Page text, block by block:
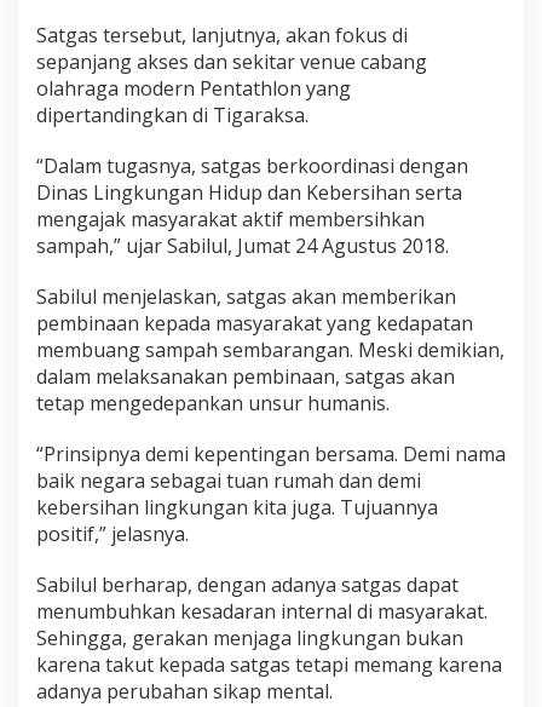
Satgas tersebut, lanjutnya, akan fokus di
sepanjang akses dan sekitar venue cabang
olahraga modern Pentathlon yang
dipertandingkan di Tigaraksa.
“Dalam tugasnya, satgas berkoordinasi dengan
Dinas Lingkungan Hidup dan Kebersihan serta
mengajak masyarakat aktif membersihkan
sampah,” ujar Sabilul, Jumat 24 Agustus 2018.
Sabilul menjelaskan, satgas akan memberikan
pembinaan kepada masyarakat yang kedapatan
membuang sampah sembarangan. Meski demikian,
dalam melaksanakan pembinaan, satgas akan
tetap mengedepankan unsur humanis.
“Prinsipnya demi kepentingan bersama. Demi nama
baik negara sebagai tuan rumah dan demi
kebersihan lingkungan kita juga. Tujuannya
positif,” jelasnya.
Sabilul berharap, dengan adanya satgas dapat
menumbuhkan kesadaran internal di masyarakat.
Sehingga, gerakan menjaga lingkungan bukan
karena takut kepada satgas tetapi memang karena
adanya perubahan sikap mental.